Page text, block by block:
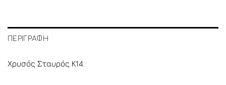
ΠΕΡΙΓΡΑΦΗ
Χρυσός Σταυρός Κ14.